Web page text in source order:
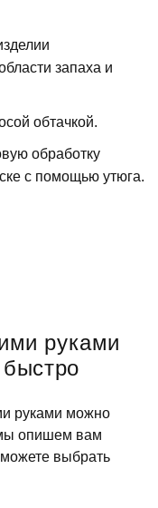
запаха и
обтачкой.
обработку
с помощью утюга.
руками
руками можно
мы опишем вам
выбрать